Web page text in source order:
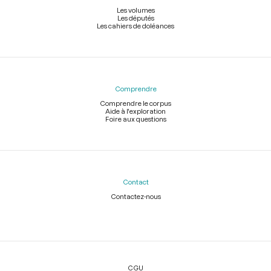
Les volumes
Les députés
Les cahiers de doléances
Comprendre
Comprendre le corpus
Aide à l'exploration
Foire aux questions
Contact
Contactez-nous
Légal
CGU